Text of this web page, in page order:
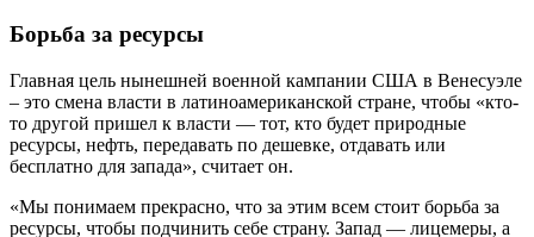
Борьба за ресурсы
Главная цель нынешней военной кампании США в Венесуэле
– это смена власти в латиноамериканской стране, чтобы «кто-
то другой пришел к власти ― тот, кто будет природные
ресурсы, нефть, передавать по дешевке, отдавать или
бесплатно для запада», считает он.
«Мы понимаем прекрасно, что за этим всем стоит борьба за
ресурсы, чтобы подчинить себе страну. Запад ― лицемеры, а